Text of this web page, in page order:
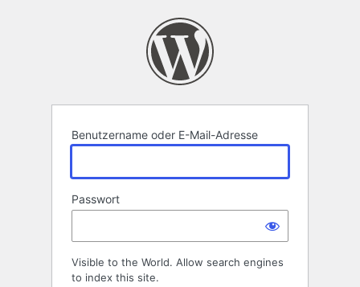
Benutzername oder E-Mail-Adresse
Passwort
Visible to the World. Allow search engines
to index this site.